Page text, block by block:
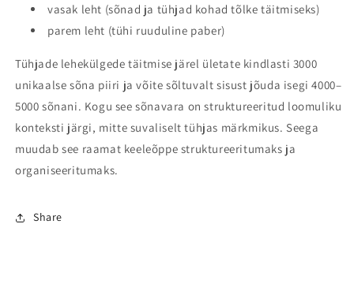
vasak leht (sõnad ja tühjad kohad tõlke täitmiseks)
parem leht (tühi ruuduline paber)
Tühjade lehekülgede täitmise järel ületate kindlasti 3000
unikaalse sõna piiri ja võite sõltuvalt sisust jõuda isegi 4000–
5000 sõnani. Kogu see sõnavara on struktureeritud loomuliku
konteksti järgi, mitte suvaliselt tühjas märkmikus. Seega
muudab see raamat keeleõppe struktureeritumaks ja
organiseeritumaks.
Share